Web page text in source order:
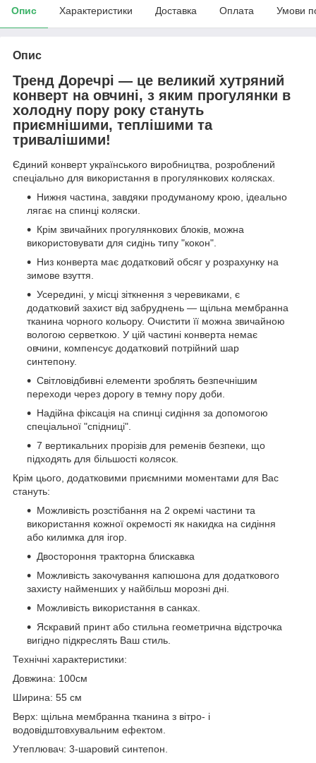
Опис Характеристики Доставка Оплата Умови
Опис
Тренд Доречрі — це великий хутряний
конверт на овчині, з яким прогулянки в
холодну пору року стануть
приємнішими, теплішими та
тривалішими!
Єдиний конверт українського виробництва, розроблений
спеціально для використання в прогулянкових колясках.
Нижня частина, завдяки продуманому крою, ідеально
лягає на спинці коляски.
Крім звичайних прогулянкових блоків, можна
використовувати для сидінь типу "кокон".
Низ конверта має додатковий обсяг у розрахунку на
зимове взуття.
Усередині, у місці зіткнення з черевиками, є
додатковий захист від забруднень — щільна мембранна
тканина чорного кольору. Очистити її можна звичайною
вологою серветкою. У цій частині конверта немає
овчини, компенсує додатковий потрійний шар
синтепону.
Світловідбивні елементи зроблять безпечнішим
переходи через дорогу в темну пору доби.
Надійна фіксація на спинці сидіння за допомогою
спеціальної "спідниці".
7 вертикальних прорізів для ременів безпеки, що
підходять для більшості колясок.
Крім цього, додатковими приємними моментами для Вас
стануть:
Можливість розстібання на 2 окремі частини та
використання кожної окремості як накидка на сидіння
або килимка для ігор.
Двостороння тракторна блискавка
Можливість закочування капюшона для додаткового
захисту найменших у найбільш морозні дні.
Можливість використання в санках.
Яскравий принт або стильна геометрична відстрочка
вигідно підкреслять Ваш стиль.
Технічні характеристики:
Довжина: 100см
Ширина: 55 см
Верх: щільна мембранна тканина з вітро- і
водовідштовхувальним ефектом.
Утеплювач: 3-шаровий синтепон.